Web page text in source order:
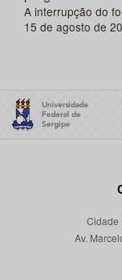
A interrupção do
15 de agosto de
Cidade
Av.